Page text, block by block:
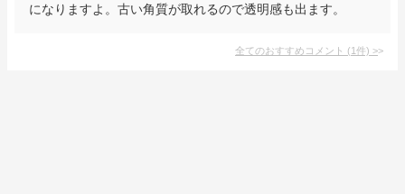
になりますよ。古い角質が取れるので透明感も出ます。
全てのおすすめコメント (1件) >